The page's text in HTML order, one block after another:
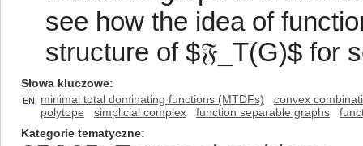
see how the idea of
structure of $𝔉_T(G)$ for
Słowa kluczowe
EN minimal total dominating functions (MTDFs)
convex
polytope
simplicial complex function separable graphs
Kategorie tematyczne